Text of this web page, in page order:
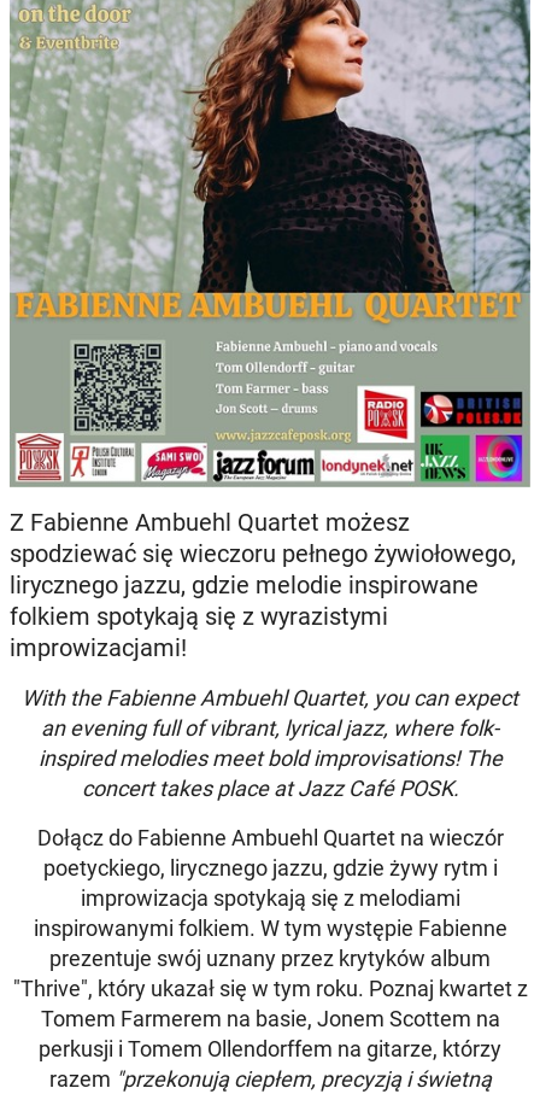
Z Fabienne Ambuehl Quartet możesz
spodziewać się wieczoru pełnego żywiołowego,
lirycznego jazzu, gdzie melodie inspirowane
folkiem spotykają się z wyrazistymi
improwizacjami!
With the Fabienne Ambuehl Quartet, you can expect
an evening full of vibrant, lyrical jazz, where folk-
inspired melodies meet bold improvisations! The
concert takes place at Jazz Café POSK.
Dołącz do Fabienne Ambuehl Quartet na wieczór
poetyckiego, lirycznego jazzu, gdzie żywy rytm i
improwizacja spotykają się z melodiami
inspirowanymi folkiem. W tym występie Fabienne
prezentuje swój uznany przez krytyków album
"Thrive", który ukazał się w tym roku. Poznaj kwartet z
Tomem Farmerem na basie, Jonem Scottem na
perkusji i Tomem Ollendorffem na gitarze, którzy
razem "przekonują ciepłem, precyzją i świetną